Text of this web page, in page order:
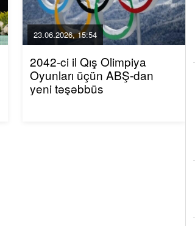
23.06.2026, 15:54
2042-ci il Qış Olimpiya
Oyunları üçün ABŞ-dan
yeni təşəbbüs